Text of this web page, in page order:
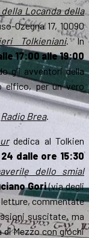
Locanda della
Ozegna 17, 10090
Tolkieniani. In
17:00 alle 19:00
gli avventori della
elfico, per un vero
Radio Brea.
dedica al Tolkien
dalle ore 15:30
dello smial
Gori(via degli
letture, commentate
suscitate, ma
di Mezzo con giochi